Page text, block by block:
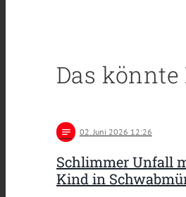
Das
notes 02 . Juni 2026 12:26
Schlimmer Unfall
Kind in